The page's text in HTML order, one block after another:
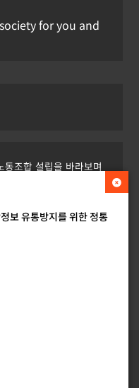
보 유통방지를 위한 정통
for you and
조합 설립을 바라보며
프 기소
출범